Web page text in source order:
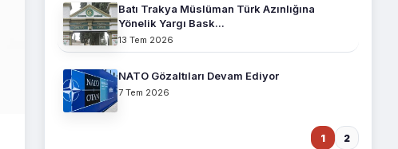
Batı Trakya Müslüman Türk Azınlığına
Yönelik Yargı Bask...
13 Tem 2026
NATO Gözaltıları Devam Ediyor
7 Tem 2026
1 2